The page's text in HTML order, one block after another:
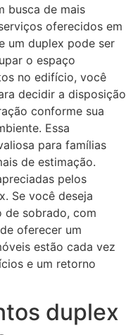
busca de mais
oferecidos em
um duplex pode ser
o espaço
no edifício, você
decidir a disposição
conforme sua
Essa
para famílias
de estimação.
pelos
Se você deseja
de sobrado, com
oferecer um
estão cada vez
e um retorno
duplex